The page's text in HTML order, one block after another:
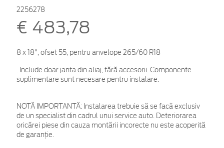
2256278
€ 483,78
8 x 18", ofset 55, pentru anvelope 265/60 R18
. Include doar janta din aliaj, fără accesorii. Componente
suplimentare sunt necesare pentru instalare.
NOTĂ IMPORTANTĂ: Instalarea trebuie să se facă exclusiv
de un specialist din cadrul unui service auto. Deteriorarea
oricărei piese din cauza montării incorecte nu este acoperită
de garanţie.